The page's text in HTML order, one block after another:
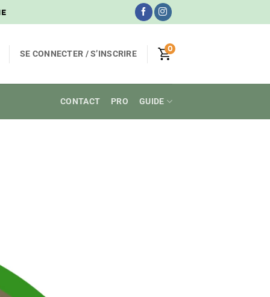
SE CONNECTER / S’INSCRIRE 0
CONTACT PRO GUIDE